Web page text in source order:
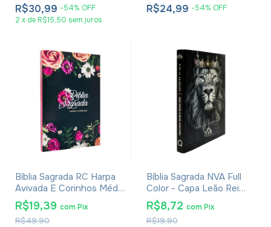
R$30,99 -54% OFF
2 x de R$15,50 sem juros
R$24,99 -54% OFF
Bíblia Sagrada RC Harpa
Avivada E Corinhos Média
Capa Dura Floral Pink
R$49,90
R$19,39 comPix
Bíblia Sagrada NVA Full
Color - Capa Leão Rei
Dos Reis
R$19,90
R$8,72 com Pix